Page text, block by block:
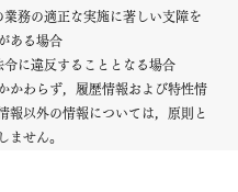
業務の適正な実施に著しい支障を
ある場合
令に違反することとなる場合
かわらず，履歴情報および特性情
報以外の情報については，原則と
ません。